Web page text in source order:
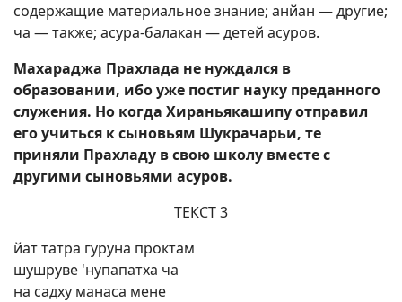
содержащие материальное знание; анйан — другие;
ча — также; асура-балакан — детей асуров.
Махараджа Прахлада не нуждался в
образовании, ибо уже постиг науку преданного
служения. Но когда Хираньякашипу отправил
его учиться к сыновьям Шукрачарьи, те
приняли Прахладу в свою школу вместе с
другими сыновьями асуров.
ТЕКСТ 3
йат татра гуруна проктам
шушруве 'нупапатха ча
на садху манаса мене